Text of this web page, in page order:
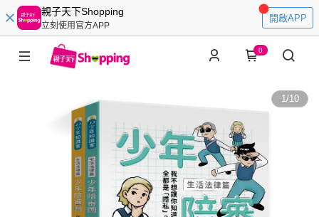
親子天下Shopping
立刻使用官方APP
開啟APP
0
1/10